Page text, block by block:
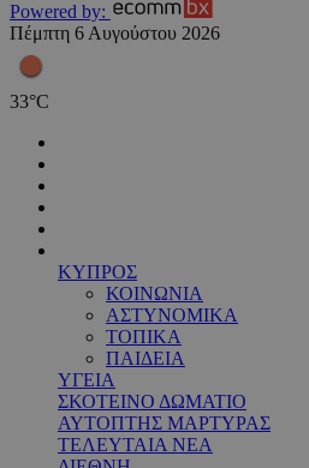
Powered by:
Πέμπτη 6 Αυγούστου 2026
33°C
ΚΥΠΡΟΣ
ΚΟΙΝΩΝΙΑ
ΑΣΤΥΝΟΜΙΚΑ
ΤΟΠΙΚΑ
ΠΑΙΔΕΙΑ
ΥΓΕΙΑ
ΣΚΟΤΕΙΝΟ ΔΩΜΑΤΙΟ
ΑΥΤΟΠΤΗΣ ΜΑΡΤΥΡΑΣ
ΤΕΛΕΥΤΑΙΑ ΝΕΑ